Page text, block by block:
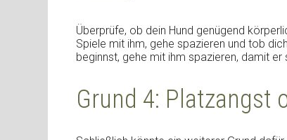
Überprüfe, ob dein Hund genügend
Spiele mit ihm, gehe spazieren und tob
beginnst, gehe mit ihm spazieren, damit er
Grund 4: Platzangst